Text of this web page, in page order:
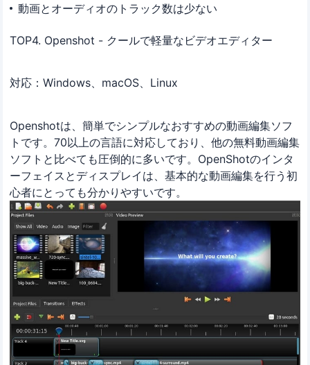
動画とオーディオのトラック数は少ない
TOP4. Openshot - クールで軽量なビデオエディター
対応：Windows、macOS、Linux
Openshotは、簡単でシンプルなおすすめの動画編集ソフ
トです。70以上の言語に対応しており、他の無料動画編集
ソフトと比べても圧倒的に多いです。OpenShotのインタ
ーフェイスとディスプレイは、基本的な動画編集を行う初
心者にとっても分かりやすいです。